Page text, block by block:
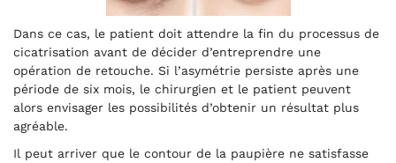
Dans ce cas, le patient doit attendre la fin du processus de
cicatrisation avant de décider d’entreprendre une
opération de retouche. Si l’asymétrie persiste après une
période de six mois, le chirurgien et le patient peuvent
alors envisager les possibilités d’obtenir un résultat plus
agréable.
Il peut arriver que le contour de la paupière ne satisfasse